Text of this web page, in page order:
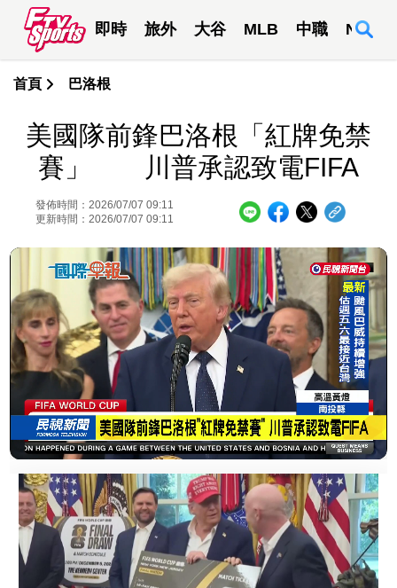
即時 旅外 大谷 MLB 中職 NBA
首頁 巴洛根
美國隊前鋒巴洛根「紅牌免禁
賽」 川普承認致電FIFA
發佈時間：2026/07/07 09:11
更新時間：2026/07/07 09:11